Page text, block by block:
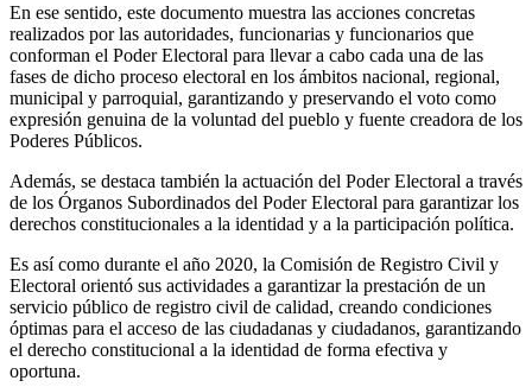
En ese sentido, este documento muestra las acciones concretas
realizados por las autoridades, funcionarias y funcionarios que
conforman el Poder Electoral para llevar a cabo cada una de las
fases de dicho proceso electoral en los ámbitos nacional, regional,
municipal y parroquial, garantizando y preservando el voto como
expresión genuina de la voluntad del pueblo y fuente creadora de los
Poderes Públicos.
Además, se destaca también la actuación del Poder Electoral a través
de los Órganos Subordinados del Poder Electoral para garantizar los
derechos constitucionales a la identidad y a la participación política.
Es así como durante el año 2020, la Comisión de Registro Civil y
Electoral orientó sus actividades a garantizar la prestación de un
servicio público de registro civil de calidad, creando condiciones
óptimas para el acceso de las ciudadanas y ciudadanos, garantizando
el derecho constitucional a la identidad de forma efectiva y
oportuna.